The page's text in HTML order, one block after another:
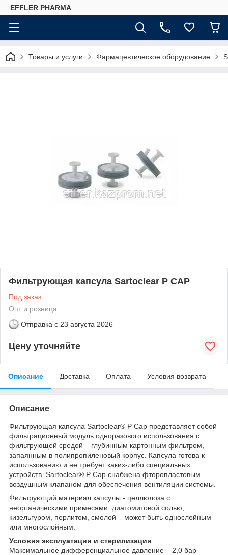
EFFLER PHARMA
Товары и услуги Фармацевтическое оборудование
Фильтрующая капсула Sartoclear P CAP
Под заказ
Опт и розница
Отправка с 23 августа 2026
Цену уточняйте
Описание Доставка Оплата Условия возврата
Описание
Фильтрующая капсула Sartoclear® P Cap представляет собой
фильтрационный модуль одноразового использования с
фильтрующей средой – глубинным картонным фильтром,
запаянным в полипропиленовый корпус. Капсула готова к
использованию и не требует каких-либо специальных
устройств. Sartoclear® P Cap снабжена фторопластовым
воздушным клапаном для обеспечения вентиляции системы.
Фильтрующий материал капсулы - целлюлоза с
неорганическими примесями: диатомитовой солью,
кизельгуром, перлитом, смолой – может быть однослойным
или многослойным.
Условия эксплуатации и стерилизации
Максимальное дифференциальное давление – 2,0 бар